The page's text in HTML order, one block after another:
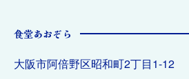
食堂あおぞら
大阪市阿倍野区昭和町2丁目1-12